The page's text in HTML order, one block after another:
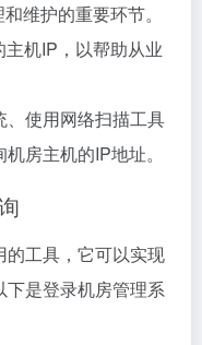
维护的重要环节。
机IP，以帮助从业
使用网络扫描工具
房主机的IP地址。
工具，它可以实现
是登录机房管理系